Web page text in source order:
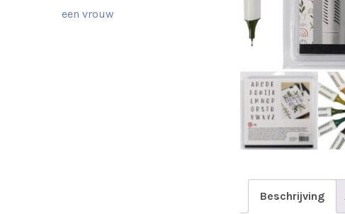
Beschrijving
een vrouw